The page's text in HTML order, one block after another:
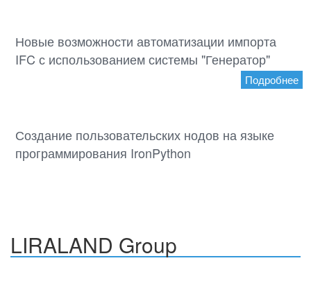
Новые возможности автоматизации импорта
IFC с использованием системы "Генератор"
Подробнее
Создание пользовательских нодов на языке
программирования IronPython
LIRALAND Group